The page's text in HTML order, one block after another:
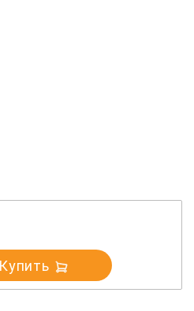
Купить